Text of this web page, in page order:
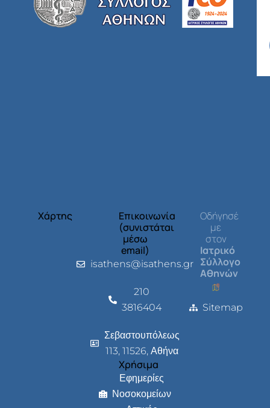
Χάρτης
Επικοινωνία
(συνιστάται
μέσω
email)
isathens@isathens.gr
210
3816404
Σεβαστουπόλεως
113, 11526, Αθήνα
Χρήσιμα
Εφημερίες
Νοσοκομείων
Οδήγησέ
με
στον
Ιατρικό
Σύλλογο
Αθηνών
Sitemap